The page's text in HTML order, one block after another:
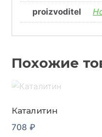
proizvoditel
Похожие
Каталитин
708 ₽